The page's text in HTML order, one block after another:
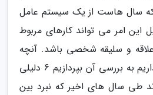
که سال هاست از یک سیستم عامل
این امر می تواند کارهای مربوط
و سلیقه شخصی باشد. آنچه
که در این مطلب قصد داریم به بررسی آن بپردازیم 6 دلیلی
طی سال های اخیر که نبرد بین